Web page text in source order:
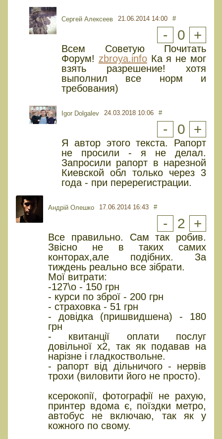
Сергей Алексеев 21.06.2014 14:00 #
- 0 +
Всем Советую Почитать
Форум! zbroya.infoКа я не мог
взять разрешение! хотя
выполнил все норм и
требования)
Igor Dolgalev 24.03.2018 10:06 #
- 0 +
Я автор этого текста. Рапорт
не просили - я не делал.
Запросили рапорт в нарезной
Киевской обл только через 3
года - при перерегистрации.
Андрій Олешко 17.06.2014 16:43 #
- 2 +
Все правильно. Сам так робив.
Звісно не в таких самих
конторах,але подібних. За
тиждень реально все зібрати.
Мої витрати:
-127\о - 150 грн
- курси по зброї - 200 грн
- страховка - 51 грн
- довідка (пришвидшена) - 180
грн
- квитанції оплати послуг
довільної х2, так як подавав на
нарізне і гладкоствольне.
- рапорт від дільничого - нервів
трохи (виловити його не просто).
ксерокопії, фотографії не рахую,
принтер вдома є, поїздки метро,
автобус не включаю, так як у
кожного по свому.